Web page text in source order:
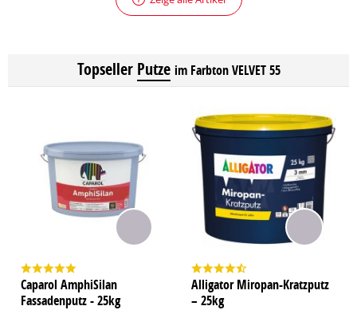
Topseller Putze im Farbton VELVET 55
Caparol AmphiSilan
Fassadenputz - 25kg
Alligator Miropan-Kratzputz
– 25kg